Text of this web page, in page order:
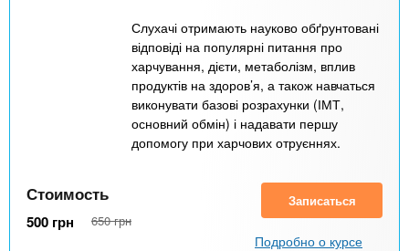
Слухачі отримають науково обґрунтовані
відповіді на популярні питання про
харчування, дієти, метаболізм, вплив
продуктів на здоров’я, а також навчаться
виконувати базові розрахунки (ІМТ,
основний обмін) і надавати першу
допомогу при харчових отруєннях.
Стоимость
500 грн 650 грн
Записаться
Подробно о курсе